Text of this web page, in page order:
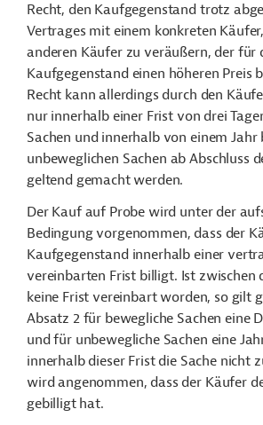
Recht, den Kaufgegenstand trotz
Vertrages mit einem konkreten
anderen Käufer zu veräußern, der für
Kaufgegenstand einen höheren Preis
Recht kann allerdings durch den
nur innerhalb einer Frist von drei
Sachen und innerhalb von einem Jahr
unbeweglichen Sachen ab Abschluss
geltend gemacht werden.
Der Kauf auf Probe wird unter der
Bedingung vorgenommen, dass der
Kaufgegenstand innerhalb einer
vereinbarten Frist billigt. Ist zwischen
keine Frist vereinbart worden, so gilt
Absatz 2 für bewegliche Sachen eine
und für unbewegliche Sachen eine
innerhalb dieser Frist die Sache nicht
wird angenommen, dass der Käufer
gebilligt hat.